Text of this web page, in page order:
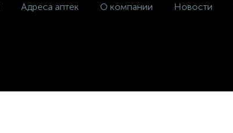
Адреса аптек О компании Новости